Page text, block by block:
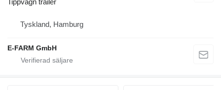
Tyskland, Hamburg
E-FARM GmbH